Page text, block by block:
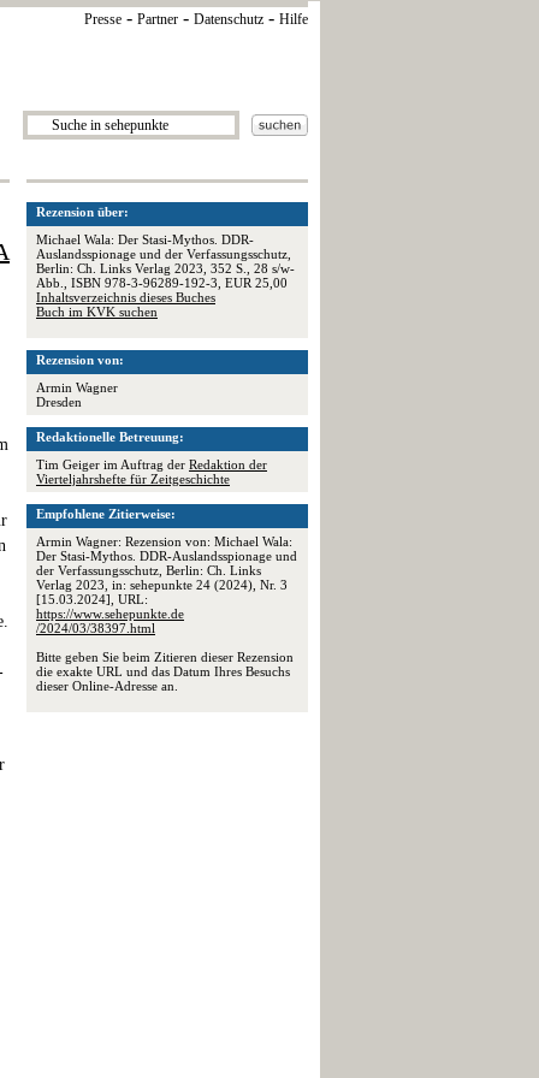
Presse - Partner - Datenschutz - Hilfe
Rezension über:
Michael Wala: Der Stasi-Mythos. DDR-
Auslandsspionage und der Verfassungsschutz,
Berlin: Ch. Links Verlag 2023, 352 S., 28 s/w-
Abb., ISBN 978-3-96289-192-3, EUR 25,00
Inhaltsverzeichnis dieses Buches
Buch im KVK suchen
Rezension von:
Armin Wagner
Dresden
Redaktionelle Betreuung:
Tim Geiger im Auftrag der Redaktion der
Vierteljahrshefte für Zeitgeschichte
Empfohlene Zitierweise:
Armin Wagner: Rezension von: Michael Wala:
Der Stasi-Mythos. DDR-Auslandsspionage und
der Verfassungsschutz, Berlin: Ch. Links
Verlag 2023, in: sehepunkte 24 (2024), Nr. 3
[15.03.2024], URL:
https://www.sehepunkte.de
/2024/03/38397.html
Bitte geben Sie beim Zitieren dieser Rezension
die exakte URL und das Datum Ihres Besuchs
dieser Online-Adresse an.